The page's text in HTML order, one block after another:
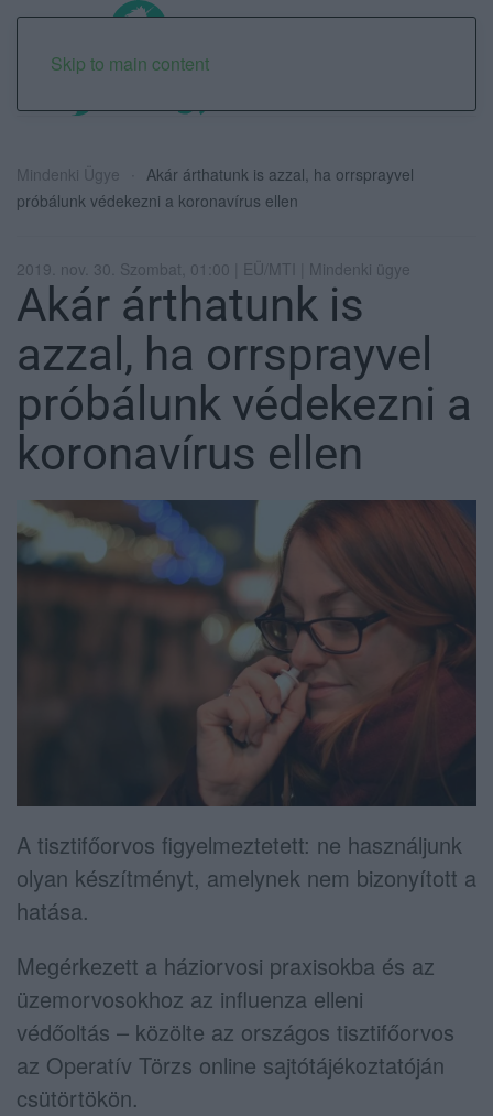
Skip to main content
Mindenki Ügye
Akár árthatunk is azzal, ha orrsprayvel
próbálunk védekezni a koronavírus ellen
2019. nov. 30. Szombat, 01:00 | EÜ/MTI | Mindenki ügye
Akár árthatunk is
azzal, ha orrsprayvel
próbálunk védekezni a
koronavírus ellen
A tisztifőorvos figyelmeztetett: ne használjunk
olyan készítményt, amelynek nem bizonyított a
hatása.
Megérkezett a háziorvosi praxisokba és az
üzemorvosokhoz az influenza elleni
védőoltás – közölte az országos tisztifőorvos
az Operatív Törzs online sajtótájékoztatóján
csütörtökön.